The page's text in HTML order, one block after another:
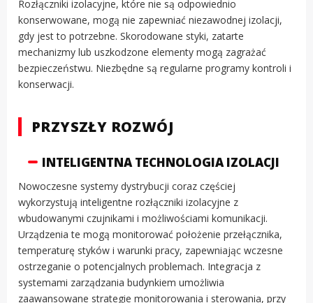
Rozłączniki izolacyjne, które nie są odpowiednio
konserwowane, mogą nie zapewniać niezawodnej izolacji,
gdy jest to potrzebne. Skorodowane styki, zatarte
mechanizmy lub uszkodzone elementy mogą zagrażać
bezpieczeństwu. Niezbędne są regularne programy kontroli i
konserwacji.
PRZYSZŁY ROZWÓJ
INTELIGENTNA TECHNOLOGIA IZOLACJI
Nowoczesne systemy dystrybucji coraz częściej
wykorzystują inteligentne rozłączniki izolacyjne z
wbudowanymi czujnikami i możliwościami komunikacji.
Urządzenia te mogą monitorować położenie przełącznika,
temperaturę styków i warunki pracy, zapewniając wczesne
ostrzeganie o potencjalnych problemach. Integracja z
systemami zarządzania budynkiem umożliwia
zaawansowane strategie monitorowania i sterowania, przy